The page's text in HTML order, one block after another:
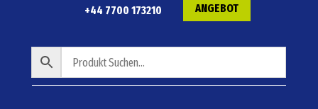
+44 7700 173210 ANGEBOT